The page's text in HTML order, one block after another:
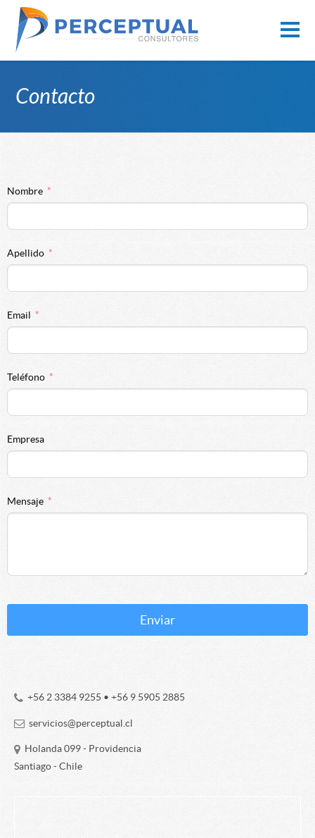
Contacto
Nombre
Apellido
Email
Teléfono
Empresa
Mensaje
Enviar
+56 2 3384 9255 • +56 9 5905 2885
servicios@perceptual.cl
Holanda 099 - Providencia
Santiago - Chile